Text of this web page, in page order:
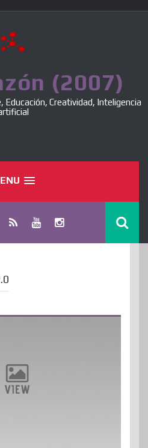
(2007)
Educación, Creatividad, Inteligencia